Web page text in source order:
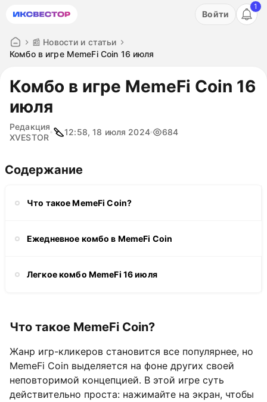
Акция: бесплатный пробный период на 3 дня!
Войти
1
📰 Новости и статьи
Комбо в игре MemeFi Coin 16 июля
Комбо в игре MemeFi Coin 16
июля
Редакция
XVESTOR
12:58, 18 июля 2024 684
Содержание
Что такое MemeFi Coin?
Ежедневное комбо в MemeFi Coin
Легкое комбо MemeFi 16 июля
Что такое MemeFi Coin?
Жанр игр-кликеров становится все популярнее, но
MemeFi Coin выделяется на фоне других своей
неповторимой концепцией. В этой игре суть
действительно проста: нажимайте на экран, чтобы